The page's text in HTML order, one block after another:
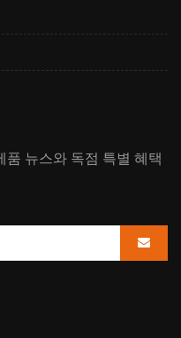
품 뉴스와 독점 특별 혜택